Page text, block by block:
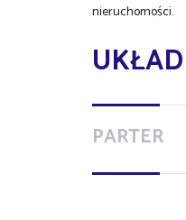
nieruchomości.
PARTER